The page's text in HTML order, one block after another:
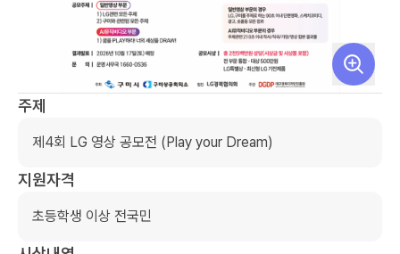
주제
제4회 LG 영상 공모전 (Play your Dream)
지원자격
초등학생 이상 전국민